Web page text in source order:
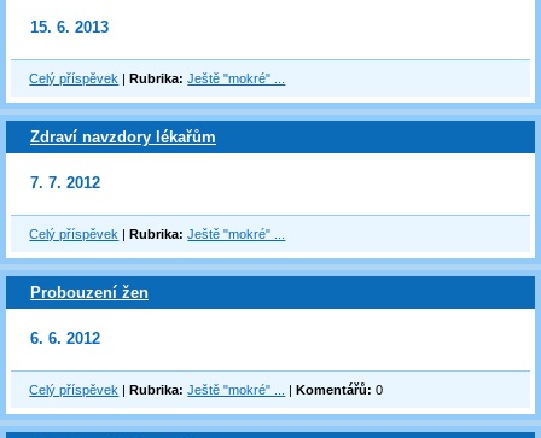
15. 6. 2013
Celý příspěvek |Rubrika: Ještě "mokré" ...
Zdraví navzdory lékařům
7. 7. 2012
Celý příspěvek |Rubrika: Ještě "mokré" ...
Probouzení žen
6. 6. 2012
Celý příspěvek |Rubrika: Ještě "mokré" ... |Komentářů: 0